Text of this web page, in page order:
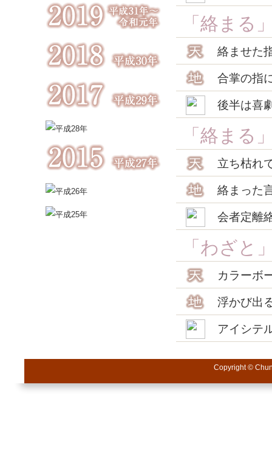
「絡まる
絡ませた
合掌の指
後半は喜
「絡まる
立ち枯れ
絡まった
会者定離
「わざと
カラーボ
浮かび出
アイシテ
Copyright ©